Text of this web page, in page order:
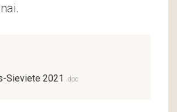
Sieviete 2021